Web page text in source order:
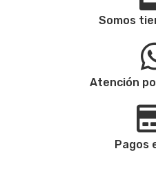
Somos
Atención
Pagos